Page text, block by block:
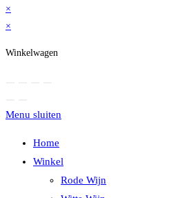
×
×
Winkelwagen
Menu sluiten
Home
Winkel
Rode Wijn